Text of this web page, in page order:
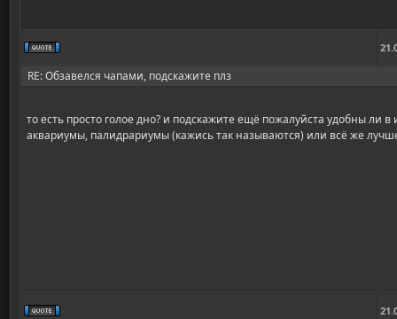
RE: Обзавелся чапами, подскажите плз
то есть просто голое дно? и подскажите ещё пожалуйста удобны ли
аквариумы, палидрариумы (кажись так называются) или всё же